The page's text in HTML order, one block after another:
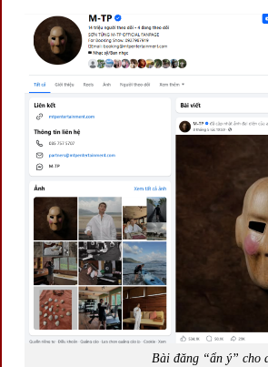
Bài đăng “ẩn ý” cho dự án